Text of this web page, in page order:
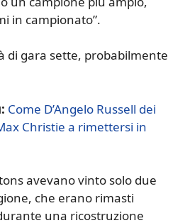
in campionato”.
di gara sette, probabilmente
Come D’Angelo Russell dei
Christie a rimettersi in
avevano vinto solo due
che erano rimasti
una ricostruzione